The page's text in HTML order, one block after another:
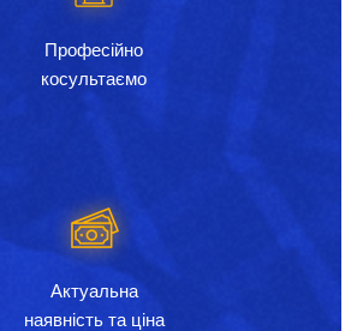
Професійно
косультаємо
Актуальна
наявність та ціна